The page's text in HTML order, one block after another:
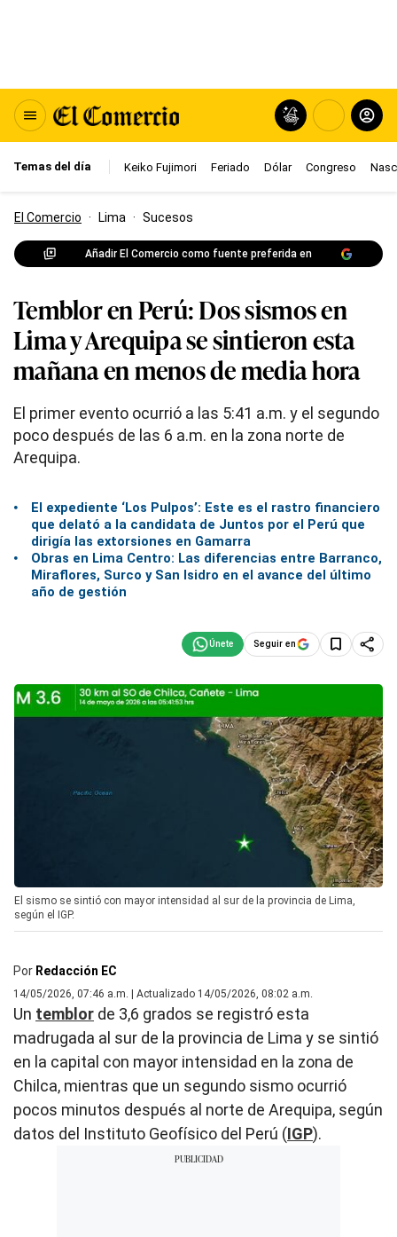
Temas del día Keiko Fujimori Feriado Dólar Congreso
El Comercio · Lima · Sucesos
Añadir El Comercio como fuente preferida en
Temblor en Perú: Dos sismos en
Lima y Arequipa se sintieron esta
mañana en menos de media hora
El primer evento ocurrió a las 5:41 a.m. y el segundo
poco después de las 6 a.m. en la zona norte de
Arequipa.
El expediente ‘Los Pulpos’: Este es el rastro financiero
que delató a la candidata de Juntos por el Perú que
dirigía las extorsiones en Gamarra
Obras en Lima Centro: Las diferencias entre Barranco,
Miraflores, Surco y San Isidro en el avance del último
año de gestión
Seguir en
El sismo se sintió con mayor intensidad al sur de la provincia de Lima,
según el IGP.
Por Redacción EC
14/05/2026, 07:46 a.m. | Actualizado 14/05/2026, 08:02 a.m.
Un temblor de 3,6 grados se registró esta
madrugada al sur de la provincia de Lima y se sintió
en la capital con mayor intensidad en la zona de
Chilca, mientras que un segundo sismo ocurrió
pocos minutos después al norte de Arequipa, según
datos del Instituto Geofísico del Perú (IGP).